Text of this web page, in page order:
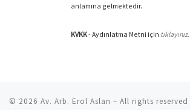
anlamına gelmektedir.
KVKK- Aydınlatma Metni için tıklayınız.
© 2026 Av. Arb. Erol Aslan – All rights reserved